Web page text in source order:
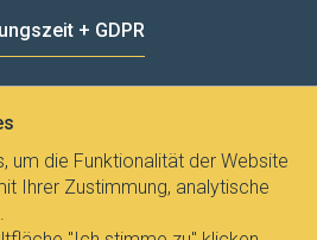
+ GDPR
um die Funktionalität der Website
Ihrer Zustimmung, analytische